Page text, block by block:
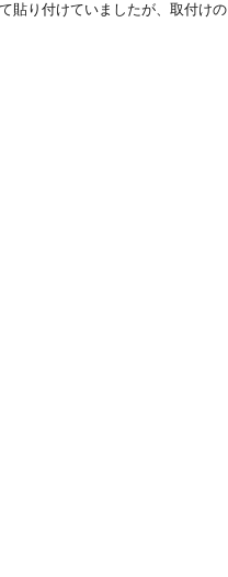
貼り付けていましたが、取付けの